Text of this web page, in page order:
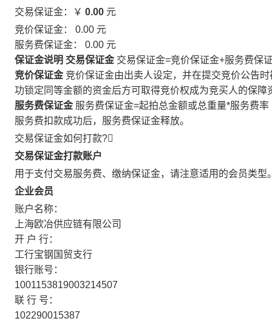
交易保证金：￥ 0.00 元
竞价保证金： 0.00 元
服务费保证金： 0.00 元
保证金说明 交易保证金 交易保证金=竞价保证金+服务费保
竞价保证金 竞价保证金由出卖人设定，并在提交竞价公告
功锁定同等金额的资金后方可取得竞价权成为竞买人的保障
服务费保证金 服务费保证金=起拍总金额或总重量*服务费率
服务费扣款成功后，服务费保证金释放。
交易保证金如何打款?
交易保证金打款账户
用于支付交易服务费、缴纳保证金，请注意适用的会员类型
企业会员
账户名称：
上海欧冶供应链有限公司
开 户 行：
工行宝钢国贸支行
银行账号：
1001153819003214507
联 行 号：
102290015387